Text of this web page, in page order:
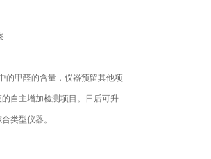
的甲醛的含量，仪器预留其他项
自主增加检测项目。日后可升
类型仪器。